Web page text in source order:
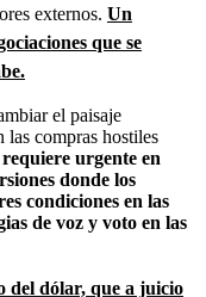
externos. Un
que se
el paisaje
compras hostiles
requiere urgente en
donde los
condiciones en las
de voz y voto en las
del dólar, que a juicio